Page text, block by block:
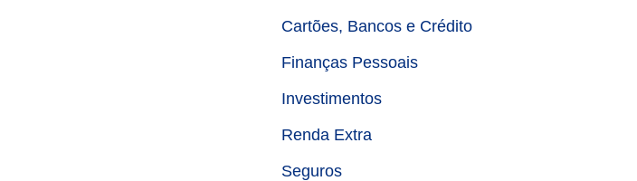
Cartões, Bancos e Crédito
Finanças Pessoais
Investimentos
Renda Extra
Seguros